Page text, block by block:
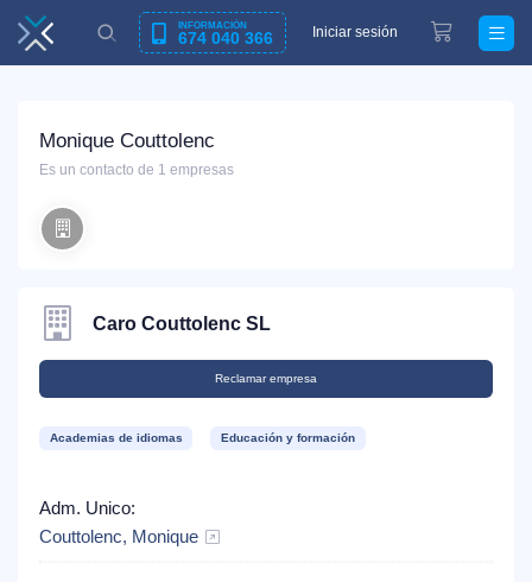
INFORMACIÓN
674 040 366 Iniciar sesión
Monique Couttolenc
Es un contacto de 1 empresas
Caro Couttolenc SL
Reclamar empresa
Academias de idiomas Educación y formación
Adm. Unico:
Couttolenc, Monique